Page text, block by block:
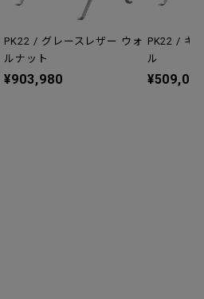
PK22 / グレースレザー ウォ
ルナット
¥903,980
PK22 / キ
ル